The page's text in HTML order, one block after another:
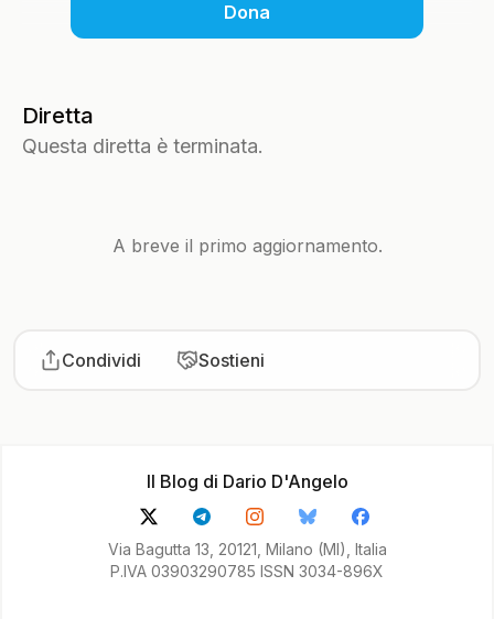
Dona
Diretta
Questa diretta è terminata.
A breve il primo aggiornamento.
Condividi Sostieni
Il Blog di Dario D'Angelo
Via Bagutta 13, 20121, Milano (MI), Italia
P.IVA 03903290785 ISSN 3034-896X